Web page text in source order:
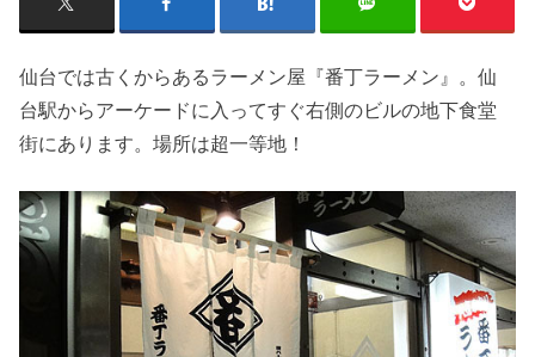
仙台では古くからあるラーメン屋『番丁ラーメン』。仙
台駅からアーケードに入ってすぐ右側のビルの地下食堂
街にあります。場所は超一等地！